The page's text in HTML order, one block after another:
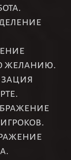
желанию.